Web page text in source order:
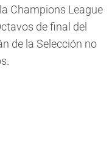
Champions League
de final del
de la Selección no